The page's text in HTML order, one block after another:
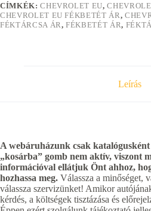
CÍMKÉK:CHEVROLET EU,
CHEVROLET EU FÉKBETÉT ÁR ,
FÉKTÁRCSA ÁR ,FÉKBETÉT ÁR,
Leírás
A webáruházunk csak katalógusként
„kosárba” gomb nem aktív, viszont
információval ellátjuk Önt ahhoz,
hozhassa meg. Válassza a minőséget,
válassza szervizünket! Amikor
kérdés, a költségek tisztázása és